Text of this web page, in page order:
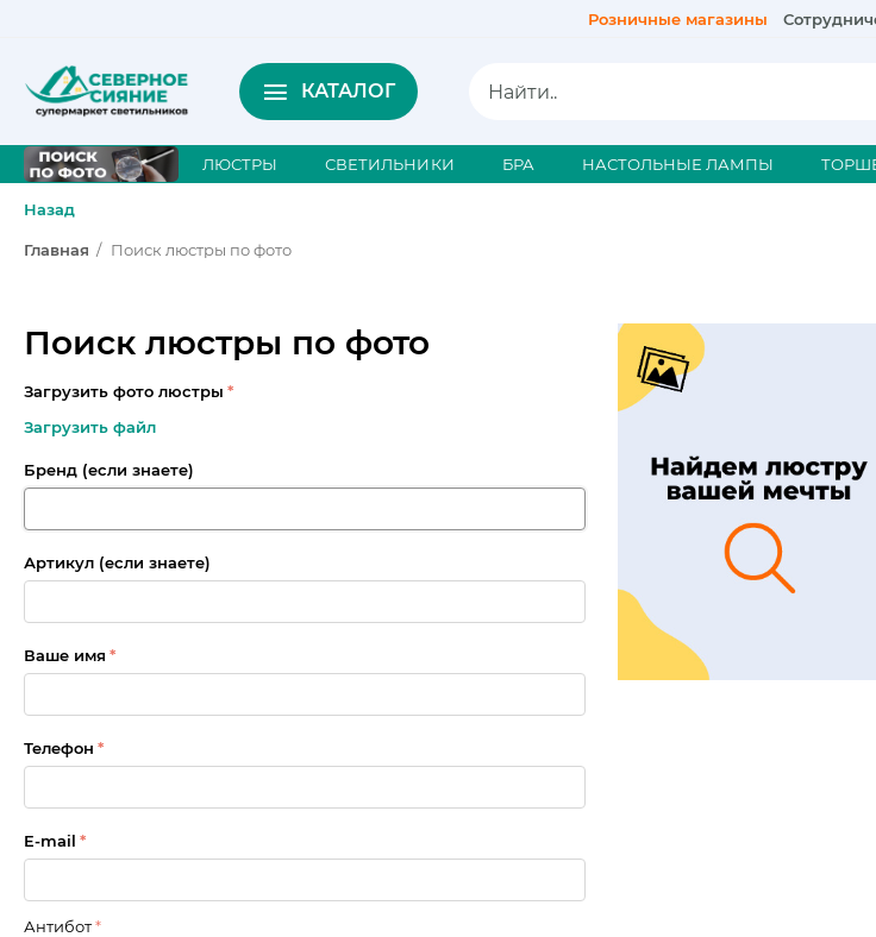
Розничные магазины
КАТАЛОГ
ЛЮСТРЫ СВЕТИЛЬНИКИ БРА НАСТОЛЬНЫЕ ЛАМПЫ
Назад
Главная / Поиск люстры по фото
Поиск люстры по фото
Загрузить фото люстры
Загрузить файл
Бренд (если знаете)
Артикул (если знаете)
Ваше имя
Телефон
E-mail
Антибот